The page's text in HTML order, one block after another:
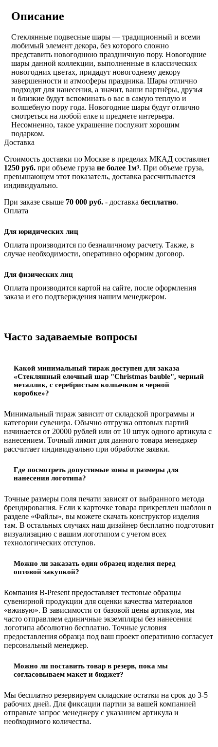
Описание
Стеклянные подвесные шары — традиционный и всеми
любимый элемент декора, без которого сложно
представить новогоднюю праздничную пору. Новогодние
шары данной коллекции, выполненные в классических
новогодних цветах, придадут новогоднему декору
завершенности и атмосферы праздника. Шары отлично
подходят для нанесения, а значит, ваши партнёры, друзья
и близкие будут вспоминать о вас в самую теплую и
волшебную пору года. Новогодние шары будут отлично
смотреться на любой елке и предмете интерьера.
Несомненно, такое украшение послужит хорошим
подарком.
Доставка
Стоимость доставки по Москве в пределах МКАД составляет
1250 руб. при объеме груза не более 1м³. При объеме груза,
превышающем этот показатель, доставка рассчитывается
индивидуально.
При заказе свыше 70 000 руб. - доставка бесплатно.
Оплата
Для юридических лиц
Оплата производится по безналичному расчету. Также, в
случае необходимости, оперативно оформим договор.
Для физических лиц
Оплата производится картой на сайте, после оформления
заказа и его подтверждения нашим менеджером.
Часто задаваемые вопросы
Какой минимальный тираж доступен для заказа
«Стеклянный елочный шар "Christmas bauble", черный
металлик, с серебристым колпачком в черной
коробке»?
Минимальный тираж зависит от складской программы и
категории сувенира. Обычно отгрузка оптовых партий
начинается от 20000 рублей или от 10 штук одного артикула с
нанесением. Точный лимит для данного товара менеджер
рассчитает индивидуально при обработке заявки.
Где посмотреть допустимые зоны и размеры для
нанесения логотипа?
Точные размеры поля печати зависят от выбранного метода
брендирования. Если к карточке товара прикреплен шаблон в
разделе «Файлы», вы можете скачать конструктор изделия
там. В остальных случаях наш дизайнер бесплатно подготовит
визуализацию с вашим логотипом с учетом всех
технологических отступов.
Можно ли заказать один образец изделия перед
оптовой закупкой?
Компания B-Present предоставляет тестовые образцы
сувенирной продукции для оценки качества материалов
«вживую». В зависимости от базовой цены артикула, мы
часто отправляем единичные экземпляры без нанесения
логотипа абсолютно бесплатно. Точные условия
предоставления образца под ваш проект оперативно согласует
персональный менеджер.
Можно ли поставить товар в резерв, пока мы
согласовываем макет и бюджет?
Мы бесплатно резервируем складские остатки на срок до 3-5
рабочих дней. Для фиксации партии за вашей компанией
отправьте запрос менеджеру с указанием артикула и
необходимого количества.